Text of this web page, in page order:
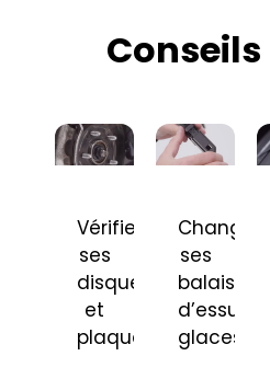
Conseils
Vérifier
ses
disques
et
plaquettes
Changer
ses
balais
d’essuie-
glaces